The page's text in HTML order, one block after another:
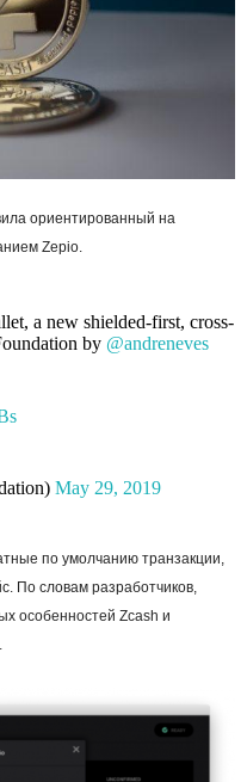
ориентированный на
Zepio.
a new shielded-first, cross-
by @andreneves
May 29, 2019
по умолчанию транзакции,
По словам разработчиков,
особенностей Zcash и